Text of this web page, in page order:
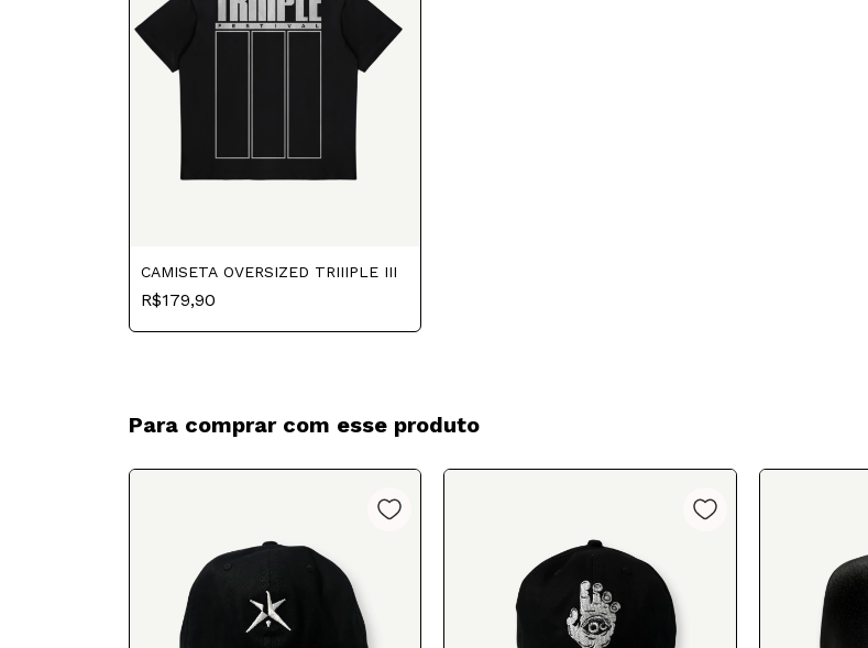
CAMISETA OVERSIZED TRIIIPLE III
R$179,90
Para comprar com esse produto